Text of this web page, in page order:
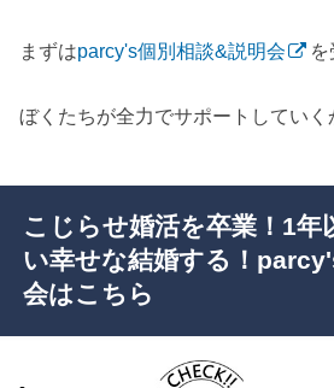
まずはparcy's個別相談&説明会 を
ぼくたちが全力でサポートしていく
こじらせ婚活を卒業！1年
い幸せな結婚する！
会はこちら